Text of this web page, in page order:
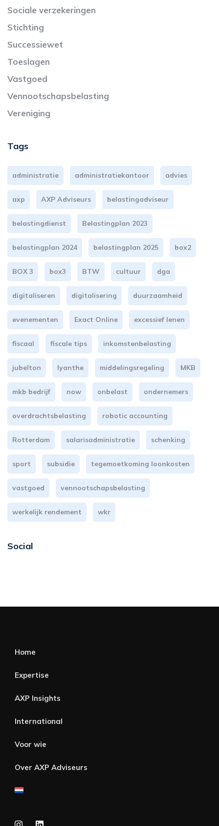
Sociale verzekeringen
Stichting
Successiewet
Toeslagen
Vastgoed
Vennootschapsbelasting
Vereniging
Tags
administratie administratiekantoor advies
axp AXP Adviseurs belastingadviseur
belastingdienst Belastingplan 2023
belastingplan 2024 belastingplan 2025 box2
BOX 3 box3 BTW cultuur dga
digitaliseren digitalisering duurzaamheid
evenementen Exact Online excessief lenen
fiscaal fiscale tips inkomstenbelasting
jubelton lyanthe middelingsregeling MKB
mkb bedrijf now onbelast ondernemers
overdrachtsbelasting robotic accounting
Rotterdam salarisadministratie schenking
sport subsidie tegemoetkoming loonkosten
vastgoed vennootschapsbelasting
werkelijk rendement wkr
Social
Home
Expertise
AXP Insights
International
Voor wie
Over AXP Adviseurs